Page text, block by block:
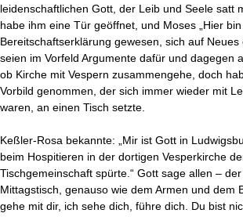
leidenschaftlichen Gott, der Leib und Seele satt
habe ihm eine Tür geöffnet, und Moses „Hier
Bereitschaftserklärung gewesen, sich auf
seien im Vorfeld Argumente dafür und dagegen
ob Kirche mit Vespern zusammengehe, doch
Vorbild genommen, der sich immer wieder mit
waren, an einen Tisch setzte.
Keßler-Rosa bekannte: „Mir ist Gott in
beim Hospitieren in der dortigen Vesperkirche
Tischgemeinschaft spürte.“ Gott sage allen –
Mittagstisch, genauso wie dem Armen und dem
gehe mit dir, ich sehe dich, führe dich. Du bist